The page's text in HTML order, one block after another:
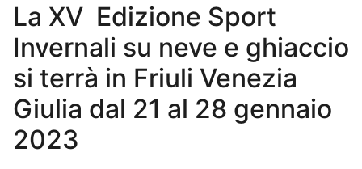
La XV Edizione Sport
Invernali su neve e ghiaccio
si terrà in Friuli Venezia
Giulia dal 21 al 28 gennaio
2023